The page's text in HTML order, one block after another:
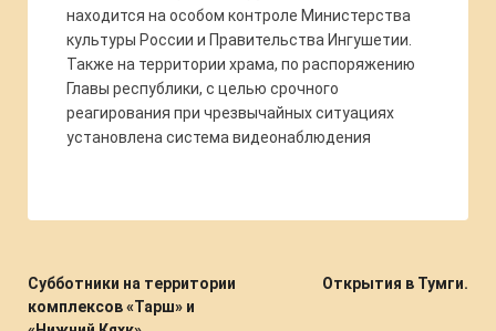
находится на особом контроле Министерства
культуры России и Правительства Ингушетии.
Также на территории храма, по распоряжению
Главы республики, с целью срочного
реагирования при чрезвычайных ситуациях
установлена система видеонаблюдения
Субботники на территории
комплексов «Тарш» и
Открытия в Тумги.